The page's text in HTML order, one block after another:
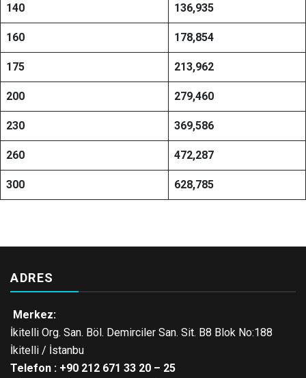
140 136,935
160 178,854
175 213,962
200 279,460
230 369,586
260 472,287
300 628,785
ADRES
Merkez:
İkitelli Org. San. Böl. Demirciler San. Sit. B8 Blok No:188
İkitelli / İstanbu
Telefon : +90 212 671 33 20 – 25